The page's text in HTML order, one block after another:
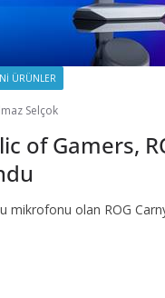
ÜRÜNLER
Selçok
of Gamers,
mikrofonu olan ROG